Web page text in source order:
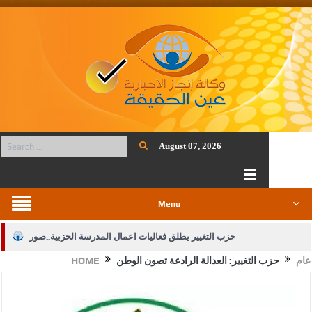
August 07, 2026
Menu
حزب التغيير يطلق فعاليات اعمال المدرسة الحزبية..صور
الجيش يفتح باب التجنيد لحملة البكالوريوس في الحقوق والقانون
HOME عام حزب التغيير: العدالة الرادعة تصون الوطن